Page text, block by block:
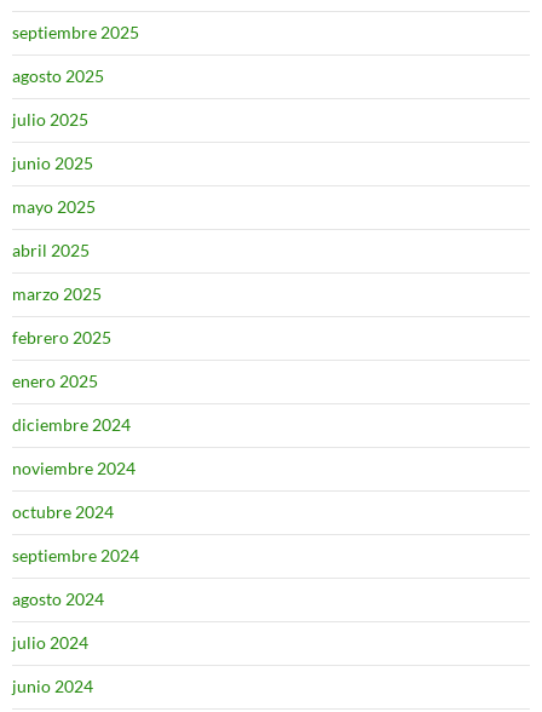
septiembre 2025
agosto 2025
julio 2025
junio 2025
mayo 2025
abril 2025
marzo 2025
febrero 2025
enero 2025
diciembre 2024
noviembre 2024
octubre 2024
septiembre 2024
agosto 2024
julio 2024
junio 2024